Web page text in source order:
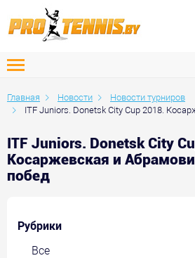
Главная Новости
Новости турниров
ITF Juniors. Donetsk City Cup 2018.
ITF Juniors. Donetsk City
Косаржевская и
побед
Рубрики
Все